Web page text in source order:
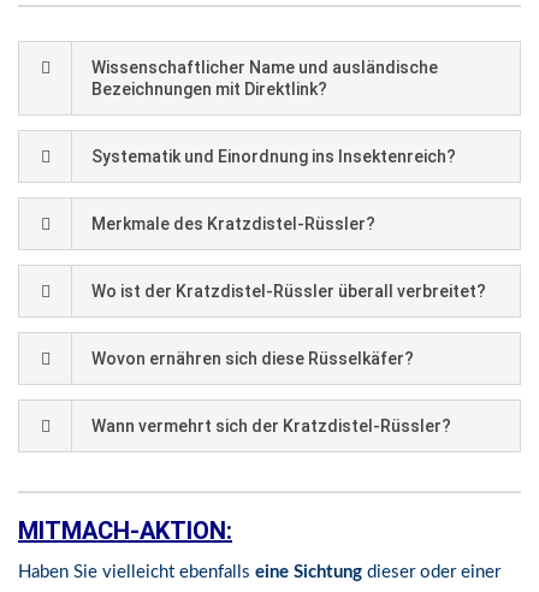
Wissenschaftlicher Name und ausländische
Bezeichnungen mit Direktlink?
Systematik und Einordnung ins Insektenreich?
Merkmale des Kratzdistel-Rüssler?
Wo ist der Kratzdistel-Rüssler überall verbreitet?
Wovon ernähren sich diese Rüsselkäfer?
Wann vermehrt sich der Kratzdistel-Rüssler?
MITMACH-AKTION:
Haben Sie vielleicht ebenfalls eine Sichtung dieser oder einer